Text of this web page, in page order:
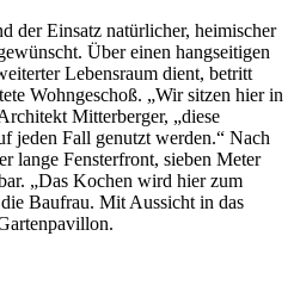
der Einsatz natürlicher, heimischer
Über einen hangseitigen
Lebensraum dient, betritt
Wohngeschoß. „Wir sitzen hier in
Mitterberger, „diese
jeden Fall genutzt werden.“ Nach
lange Fensterfront, sieben Meter
„Das Kochen wird hier zum
Baufrau. Mit Aussicht in das